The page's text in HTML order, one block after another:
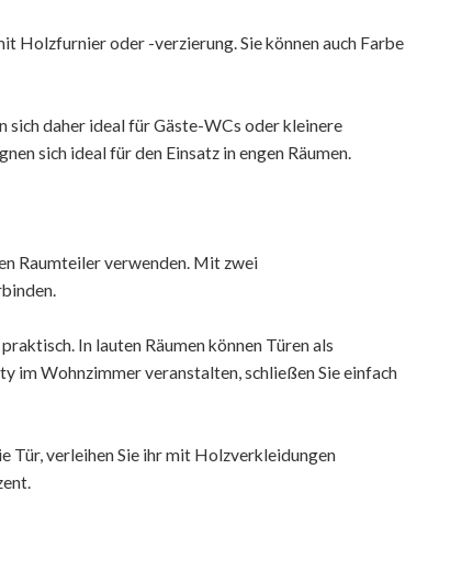
Holzfurnier oder -verzierung. Sie können auch Farbe
sich daher ideal für Gäste-WCs oder kleinere
sich ideal für den Einsatz in engen Räumen.
Raumteiler verwenden. Mit zwei
In lauten Räumen können Türen als
im Wohnzimmer veranstalten, schließen Sie einfach
Tür, verleihen Sie ihr mit Holzverkleidungen